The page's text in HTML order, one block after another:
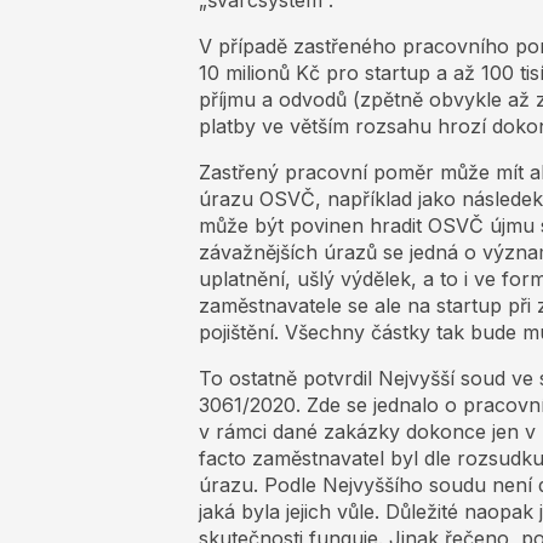
V případě zastřeného pracovního
10 milionů Kč pro startup a až 100
příjmu a odvodů (zpětně obvykle až
platby ve větším rozsahu hrozí
Zastřený pracovní poměr může mít
úrazu OSVČ, například jako
může být povinen hradit OSVČ
závažnějších úrazů se jedná o
uplatnění, ušlý výdělek, a to i ve
zaměstnavatele se ale na startup
pojištění. Všechny částky tak bude
To ostatně potvrdil Nejvyšší soud
3061/2020. Zde se jednalo o
v rámci dané zakázky dokonce jen
facto zaměstnavatel byl dle
úrazu. Podle Nejvyššího soudu není
jaká byla jejich vůle. Důležité